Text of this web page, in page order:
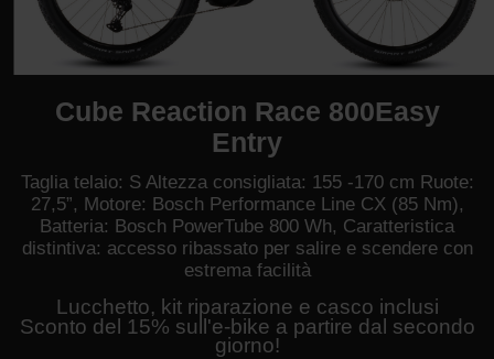
Cube Reaction Race 800Easy
Entry
Taglia telaio: S Altezza consigliata: 155 -170 cm Ruote:
27,5”, Motore: Bosch Performance Line CX (85 Nm),
Batteria: Bosch PowerTube 800 Wh, Caratteristica
distintiva: accesso ribassato per salire e scendere con
estrema facilità
Lucchetto, kit riparazione e casco inclusi
Sconto del 15% sull'e-bike a partire dal secondo
giorno!